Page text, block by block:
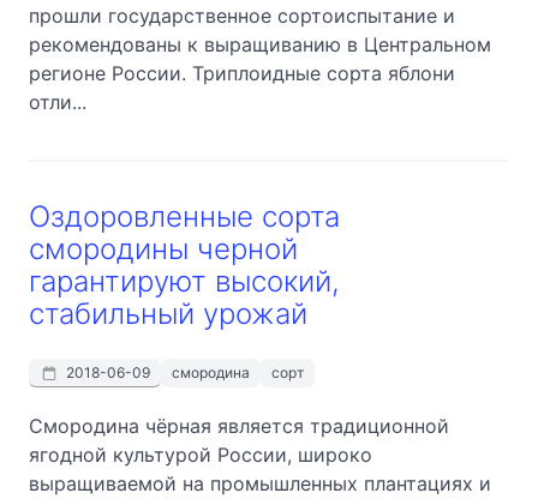
прошли государственное сортоиспытание и
рекомендованы к выращиванию в Центральном
регионе России. Триплоидные сорта яблони
отли...
Оздоровленные сорта
смородины черной
гарантируют высокий,
стабильный урожай
2018-06-09 смородина сорт
Смородина чёрная является традиционной
ягодной культурой России, широко
выращиваемой на промышленных плантациях и